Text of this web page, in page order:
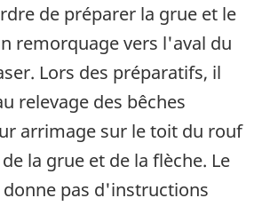
de préparer la grue et le
remorquage vers l'aval du
Lors des préparatifs, il
relevage des bêches
arrimage sur le toit du rouf
la grue et de la flèche. Le
pas d'instructions